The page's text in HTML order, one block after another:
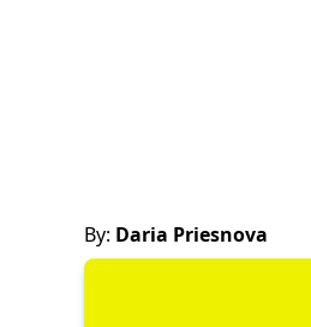
By: Daria Priesnova